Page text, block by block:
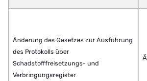
Änderung des Gesetzes zur Ausführung
des Protokolls über
Schadstofffreisetzungs- und
Verbringungsregister